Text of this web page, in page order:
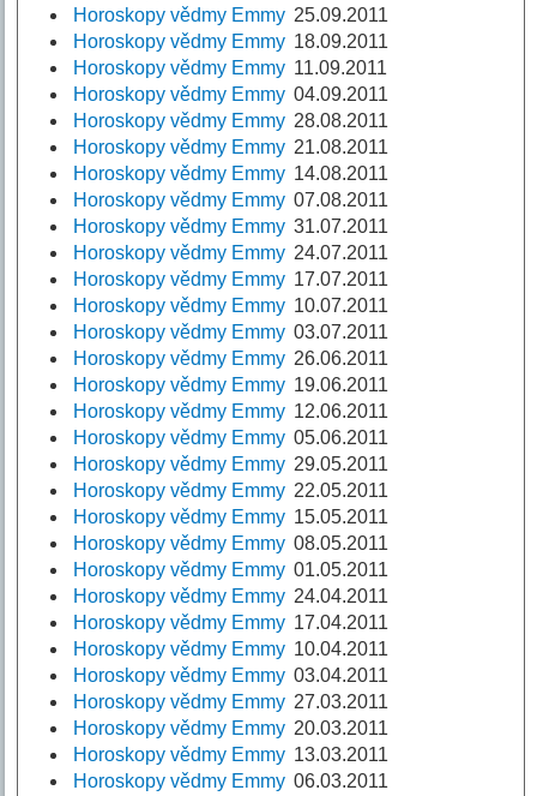
Horoskopy vědmy Emmy 25.09.2011
Horoskopy vědmy Emmy 18.09.2011
Horoskopy vědmy Emmy 11.09.2011
Horoskopy vědmy Emmy 04.09.2011
Horoskopy vědmy Emmy 28.08.2011
Horoskopy vědmy Emmy 21.08.2011
Horoskopy vědmy Emmy 14.08.2011
Horoskopy vědmy Emmy 07.08.2011
Horoskopy vědmy Emmy 31.07.2011
Horoskopy vědmy Emmy 24.07.2011
Horoskopy vědmy Emmy 17.07.2011
Horoskopy vědmy Emmy 10.07.2011
Horoskopy vědmy Emmy 03.07.2011
Horoskopy vědmy Emmy 26.06.2011
Horoskopy vědmy Emmy 19.06.2011
Horoskopy vědmy Emmy 12.06.2011
Horoskopy vědmy Emmy 05.06.2011
Horoskopy vědmy Emmy 29.05.2011
Horoskopy vědmy Emmy 22.05.2011
Horoskopy vědmy Emmy 15.05.2011
Horoskopy vědmy Emmy 08.05.2011
Horoskopy vědmy Emmy 01.05.2011
Horoskopy vědmy Emmy 24.04.2011
Horoskopy vědmy Emmy 17.04.2011
Horoskopy vědmy Emmy 10.04.2011
Horoskopy vědmy Emmy 03.04.2011
Horoskopy vědmy Emmy 27.03.2011
Horoskopy vědmy Emmy 20.03.2011
Horoskopy vědmy Emmy 13.03.2011
Horoskopy vědmy Emmy 06.03.2011